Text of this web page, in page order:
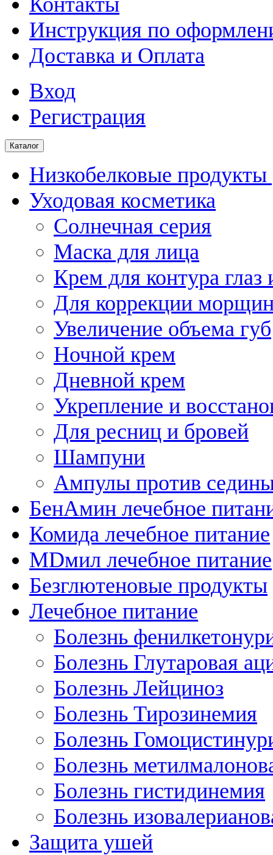
Инструкция по
Доставка и Оплата
Вход
Регистрация
Каталог
Низкобелковые продукты
Уходовая косметика
Солнечная серия
Маска для лица
Крем для контура глаз
Для коррекции
Увеличение объема губ
Ночной крем
Дневной крем
Укрепление и
Для ресниц и бровей
Шампуни
Ампулы против
БенАмин лечебное
Комида лечебное питание
MDмил лечебное питание
Безглютеновые продукты
Лечебное питание
Болезнь
Болезнь Глутаровая
Болезнь Лейциноз
Болезнь Тирозинемия
Болезнь
Болезнь
Болезнь гистидинемия
Болезнь
Защита ушей